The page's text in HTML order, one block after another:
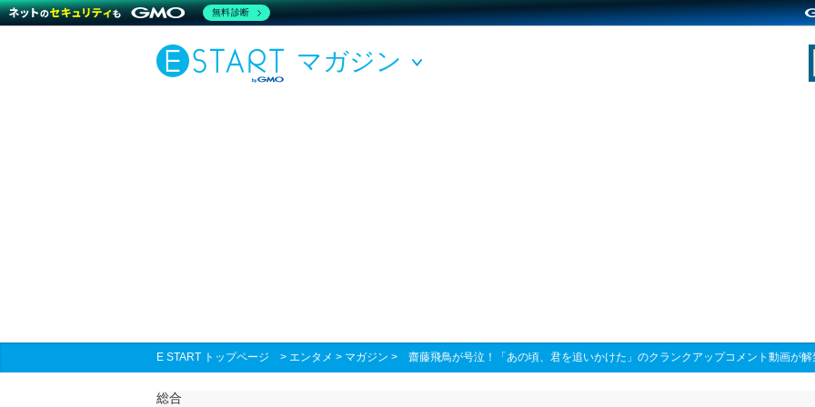
マガジン
E START トップページ > エンタメ > マガジン > 齋藤飛鳥が号泣！「あの頃、君を追いかけた」のクランクアップコメント動画が解
総合
無料診断